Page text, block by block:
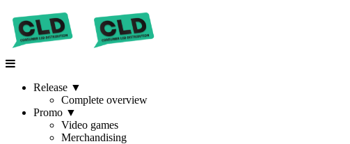
Release ▼
Complete overview
Promo ▼
Video games
Merchandising